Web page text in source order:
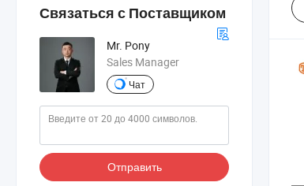
Связаться с Поставщиком
Mr. Pony
Sales Manager
Чат
Отправить